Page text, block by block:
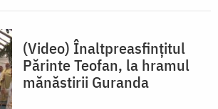
(Video) Înaltpreasfințitul
Părinte Teofan, la hramul
mănăstirii Guranda